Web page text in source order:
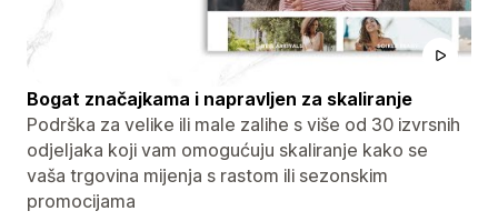
Bogat značajkama i napravljen za skaliranje
Podrška za velike ili male zalihe s više od 30 izvrsnih
odjeljaka koji vam omogućuju skaliranje kako se
vaša trgovina mijenja s rastom ili sezonskim
promocijama